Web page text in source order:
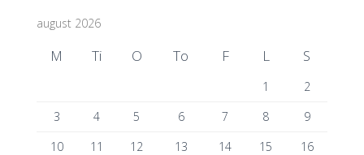
t
august 2026
M Ti O To F L S
1
2
3
4 5 6 7 8
9
10
11 12 13 14 15
16